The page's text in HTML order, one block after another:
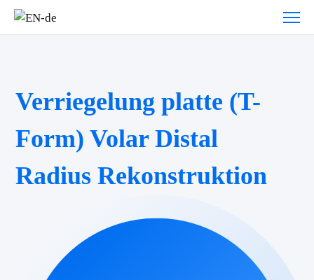
Verriegelung platte (T-
Form) Volar Distal
Radius Rekonstruktion